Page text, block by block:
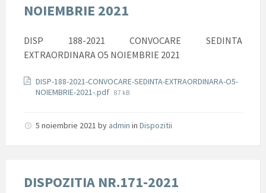
NOIEMBRIE 2021
DISP 188-2021 CONVOCARE SEDINTA
EXTRAORDINARA O5 NOIEMBRIE 2021
Documente
DISP-188-2021-CONVOCARE-SEDINTA-EXTRAORDINARA-O5-
NOIEMBRIE-2021-.pdf File
87 kB
5 noiembrie 2021 by admin in Dispozitii
DISPOZITIA NR.171-2021